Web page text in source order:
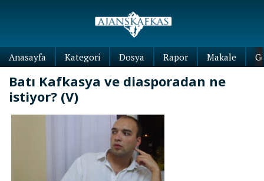
Anasayfa Kategori Dosya Rapor Makale
Batı Kafkasya ve diasporadan ne
istiyor? (V)